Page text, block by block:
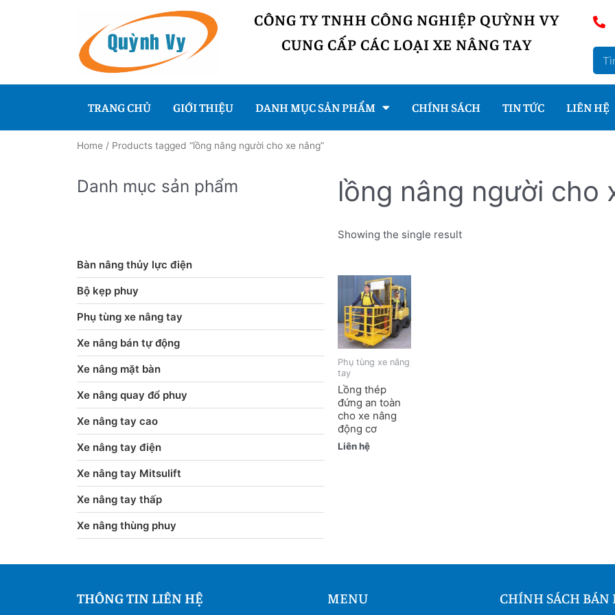
CÔNG TY TNHH CÔNG NGHIỆP QUỲNH VY
CUNG CẤP CÁC LOẠI XE NÂNG TAY
TRANG CHỦ GIỚI THIỆU DANH MỤC SẢN PHẨM CHÍNH SÁCH TIN TỨC LIÊN HỆ
Home / Products tagged “lồng nâng người cho xe nâng”
Danh mục sản phẩm
Bàn nâng thủy lực điện
Bộ kẹp phuy
Phụ tùng xe nâng tay
Xe nâng bán tự động
Xe nâng mặt bàn
Xe nâng quay đổ phuy
Xe nâng tay cao
Xe nâng tay điện
Xe nâng tay Mitsulift
Xe nâng tay thấp
Xe nâng thùng phuy
lồng nâng người cho
Showing the single result
Phụ tùng xe nâng
tay
Lồng thép
đứng an toàn
cho xe nâng
động cơ
Liên hệ
THÔNG TIN LIÊN HỆ MENU CHÍNH SÁCH BÁN